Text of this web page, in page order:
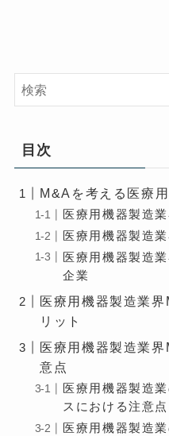
目次
M&Aを考える医療
医療用機器製造
医療用機器製造
医療用機器製造
企業
医療用機器製造業
リット
医療用機器製造業
意点
医療用機器製造
スにおける注意点
医療用機器製造